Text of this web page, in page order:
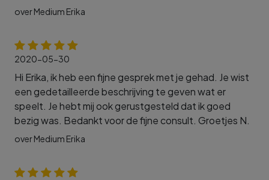
over Medium Erika
2020-05-30
Hi Erika, ik heb een fijne gesprek met je gehad. Je wist
een gedetailleerde beschrijving te geven wat er
speelt. Je hebt mij ook gerustgesteld dat ik goed
bezig was. Bedankt voor de fijne consult. Groetjes N.
over Medium Erika